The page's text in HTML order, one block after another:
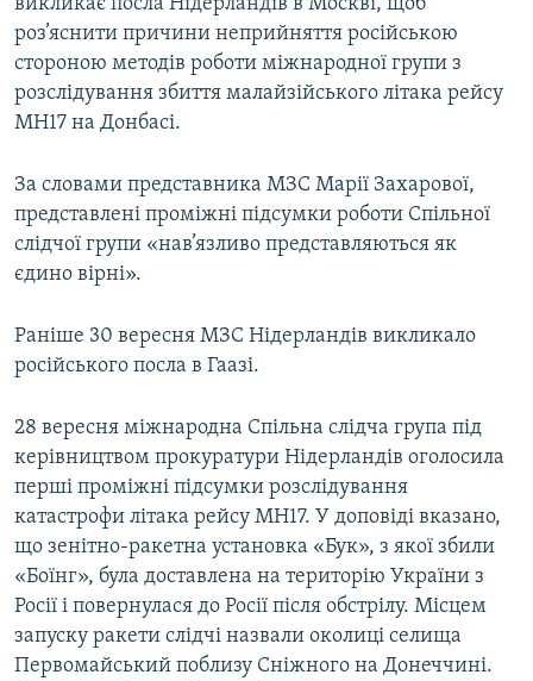
УКР
ДОЛУЧАЙСЯ!
Усі сайти RFE/RL
викликає посла Нідерландів в Москві, щоб
роз’яснити причини неприйняття російською
стороною методів роботи міжнародної групи з
розслідування збиття малайзійського літака рейсу
MH17 на Донбасі.
За словами представника МЗС Марії Захарової,
представлені проміжні підсумки роботи Спільної
слідчої групи «нав’язливо представляються як
єдино вірні».
Раніше 30 вересня МЗС Нідерландів викликало
російського посла в Гаазі.
28 вересня міжнародна Спільна слідча група під
керівництвом прокуратури Нідерландів оголосила
перші проміжні підсумки розслідування
катастрофи літака рейсу MH17. У доповіді вказано,
що зенітно-ракетна установка «Бук», з якої збили
«Боїнг», була доставлена на територію України з
Росії і повернулася до Росії після обстрілу. Місцем
запуску ракети слідчі назвали околиці селища
Первомайський поблизу Сніжного на Донеччині.